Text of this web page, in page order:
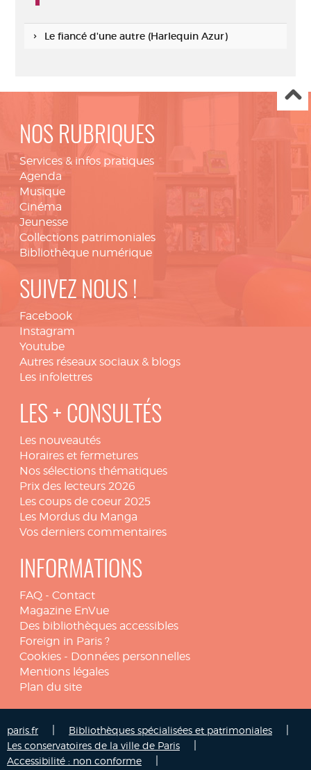
Le fiancé d'une autre (Harlequin Azur)
NOS RUBRIQUES
Services & infos pratiques
Agenda
Musique
Cinéma
Jeunesse
Collections patrimoniales
Bibliothèque numérique
SUIVEZ NOUS !
Facebook
Instagram
Youtube
Autres réseaux sociaux & blogs
Les infolettres
LES + CONSULTÉS
Les nouveautés
Horaires et fermetures
Nos sélections thématiques
Prix des lecteurs 2026
Les coups de coeur 2025
Les Mordus du Manga
Vos derniers commentaires
INFORMATIONS
FAQ - Contact
Magazine EnVue
Des bibliothèques accessibles
Foreign in Paris ?
Cookies - Données personnelles
Mentions légales
Plan du site
paris.fr Bibliothèques spécialisées et patrimoniales
Les conservatoires de la ville de Paris
Accessibilité : non conforme